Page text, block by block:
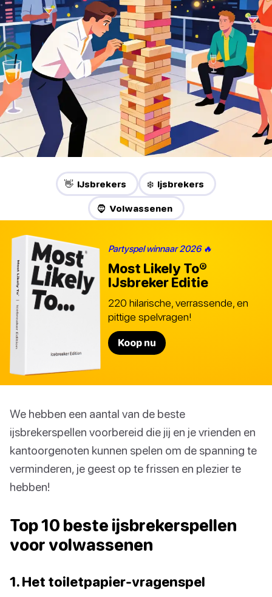
👋 IJsbrekers ❄️ Ijsbrekers
🧔 Volwassenen
Partyspel winnaar 2026 🔥
Most Likely To®
IJsbreker Editie
220 hilarische, verrassende, en
pittige spelvragen!
Koop nu
We hebben een aantal van de beste
ijsbrekerspellen voorbereid die jij en je vrienden en
kantoorgenoten kunnen spelen om de spanning te
verminderen, je geest op te frissen en plezier te
hebben!
Top 10 beste ijsbrekerspellen
voor volwassenen
1. Het toiletpapier-vragenspel